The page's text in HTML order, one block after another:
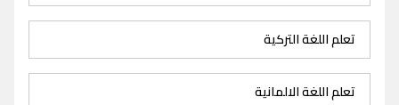
تعلم اللغة التركية
تعلم اللغة الالمانية